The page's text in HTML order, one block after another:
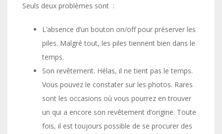
Seuls deux problèmes sont :
L’absence d’un bouton on/off pour préserver les
piles. Malgré tout, les piles tiennent bien dans le
temps.
Son revêtement. Hélas, il ne tient pas le temps.
Vous pouvez le constater sur les photos. Rares
sont les occasions où vous pourrez en trouver
un qui a encore son revêtement d’origine. Toute
fois, il est toujours possible de se procurer des